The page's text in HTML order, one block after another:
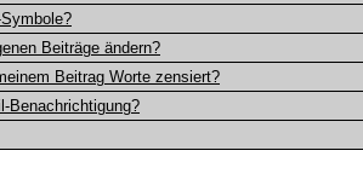
Beiträge ändern?
Beitrag Worte zensiert?
Benachrichtigung?